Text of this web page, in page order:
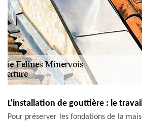
L'installation de gouttière : le
Pour préserver les fondations de la